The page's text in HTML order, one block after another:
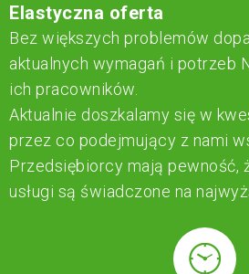
Elastyczna oferta
Bez większych problemów
aktualnych wymagań i potrzeb
ich pracowników.
Aktualnie doszkalamy się w
przez co podejmujący z nami
Przedsiębiorcy mają pewność,
usługi są świadczone na